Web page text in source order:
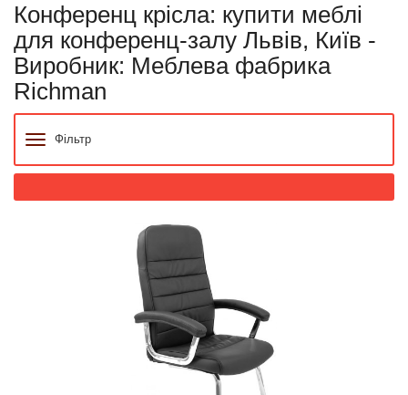
Конференц крісла: купити меблі
для конференц-залу Львів, Київ -
Виробник: Меблева фабрика
Richman
Фільтр